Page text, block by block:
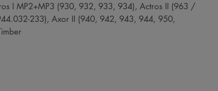
I MP2+MP3 (930, 932, 933, 934), Actros II (963 /
233), Axor II (940, 942, 943, 944, 950,